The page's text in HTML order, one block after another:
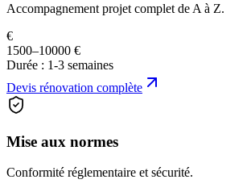
Accompagnement projet complet de A à Z.
€
1500–10000 €
Durée : 1-3 semaines
Devis rénovation complète
Mise aux normes
Conformité réglementaire et sécurité.